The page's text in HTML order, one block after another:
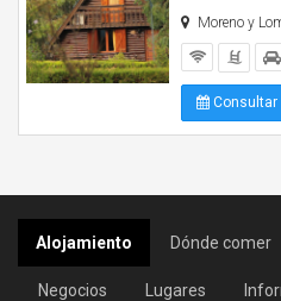
Moreno y
Consultar
Alojamiento Dónde comer
Negocios Lugares